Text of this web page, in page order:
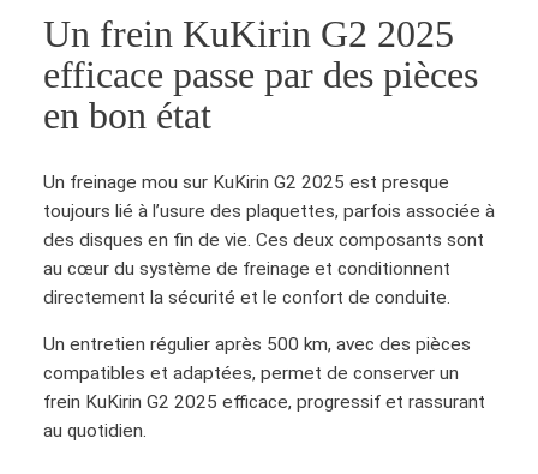
n
t
i
é
e
D
i
s
q
u
d
Un frein KuKirin G2 2025
efficace passe par des pièces
en bon état
Un freinage mou sur KuKirin G2 2025 est presque
toujours lié à l’usure des plaquettes, parfois associée à
des disques en fin de vie. Ces deux composants sont
au cœur du système de freinage et conditionnent
directement la sécurité et le confort de conduite.
Un entretien régulier après 500 km, avec des pièces
compatibles et adaptées, permet de conserver un
frein KuKirin G2 2025 efficace, progressif et rassurant
au quotidien.